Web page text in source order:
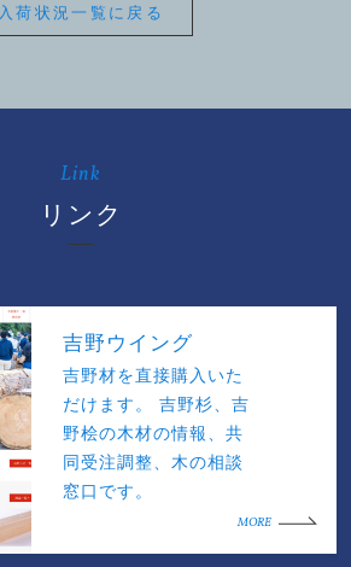
入荷状況一覧に戻る
Link
リンク
吉野ウイング
吉野材を直接購入いた
だけます。 吉野杉、吉
野桧の木材の情報、共
同受注調整、木の相談
窓口です。
MORE